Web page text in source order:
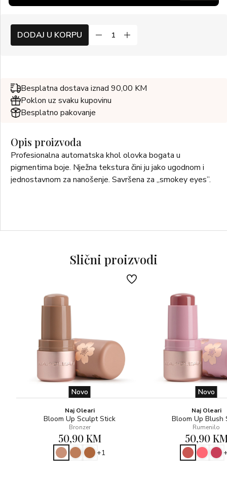
DODAJ U KORPU
Besplatna dostava iznad 90,00 KM
Poklon uz svaku kupovinu
Besplatno pakovanje
Opis proizvoda
Profesionalna automatska khol olovka bogata u
pigmentima boje. Nježna tekstura čini ju jako ugodnom i
jednostavnom za nanošenje. Savršena za „smokey eyes”.
Slični proizvodi
Novo
Naj Oleari
Bloom Up Sculpt Stick
Bronzer
50,90 KM
+1
Novo
Naj Oleari
Bloom Up Blush
Rumenilo
50,90